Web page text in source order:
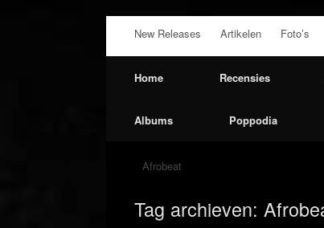
de
New Releases Artikelen Foto’s
Home Recensies
Albums Poppodia
Afrobeat
Tag archieven: